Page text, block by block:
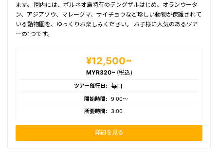
ます。 園内には、ボルネオ島特有のテングザルはじめ、オランウータ
ン、アジアゾウ、マレーグマ、サイチョウなど珍しい動物が保護されて
いる動物園を、ゆっくりお楽しみください。 お子様に人気のあるツア
ーの1つです。
¥12,500~
MYR320~ (税込)
ツアー催行日: 毎日
開始時間: 9:00〜
所要時間:
3:00
詳細を見る